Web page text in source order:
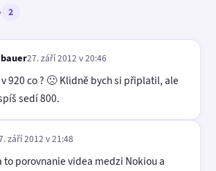
2
27. září 2012 v 20:46
920 co ? 🙁 Klidně bych si připlatil, ale
sedí 800.
září 2012 v 21:48
to porovnanie videa medzi Nokiou a